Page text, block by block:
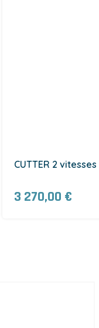
CUTTER 2 vitesses
3 270,00 €